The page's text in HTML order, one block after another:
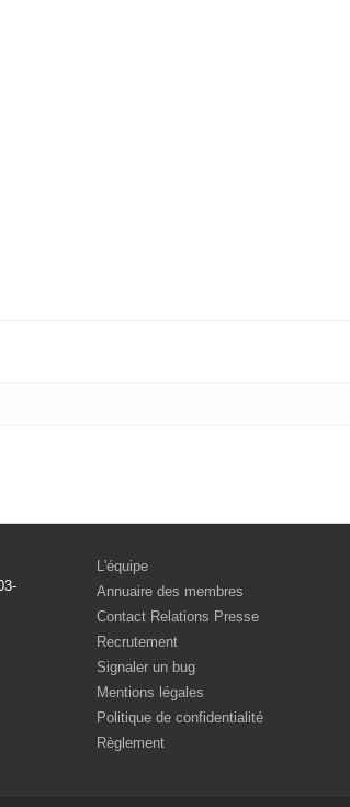
L'équipe
Annuaire des membres
Contact Relations Presse
Recrutement
Signaler un bug
Mentions légales
Politique de confidentialité
Règlement